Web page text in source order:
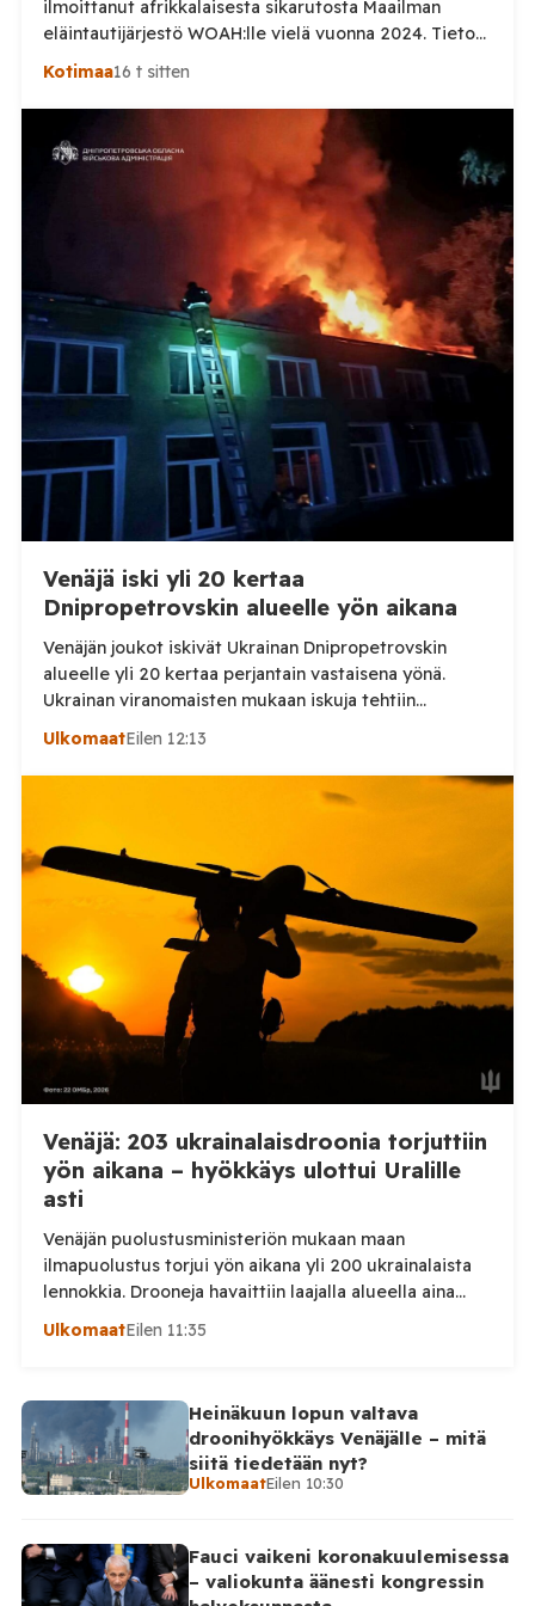
ilmoittanut afrikkalaisesta sikarutosta Maailman
eläintautijärjestö WOAH:lle vielä vuonna 2024. Tieto
haastaa kokoomuksen kansanedustaja Timo Heinosen
sikaruttoilmoituksista. Suomi on puolestaan
ilmoittanut tuoreesta Virolahden tapauksesta sekä
WOAH:n kautta että suoraan Venäjän
eläinlääkintäviranomaisille. Ruokavirasto kertoi Posi
TV:lle tarkempia tietoja Suomen ensimmäisestä
afrikkalaisen sikaruton tapauksesta sekä
eläintautitietojen vaihdosta […]
Kotimaa16 t sitten
Venäjä iski yli 20 kertaa
Dnipropetrovskin alueelle yön aikana
Venäjän joukot iskivät Ukrainan Dnipropetrovskin
alueelle yli 20 kertaa perjantain vastaisena yönä.
Ukrainan viranomaisten mukaan iskuja tehtiin
drooneilla ja tykistöllä viidelle eri alueelle.
alueellisen sotilashallinnon johtaja Oleksandr Hanzha
kertoi perjantaiaamuna 7. elokuuta julkaisemassaan
hyökkäsivät yön aikana yli 20 kertaa viidelle alueelle.
Nikopolin alueella iskuja kohdistui Nikopolin
kaupunkiin sekä […]
UlkomaatEilen 12:13
Venäjä: 203 ukrainalaisdroonia torjuttiin
yön aikana – hyökkäys ulottui Uralille
asti
Venäjän puolustusministeriön mukaan maan
ilmapuolustus torjui yön aikana yli 200 ukrainalaista
lennokkia. Drooneja havaittiin laajalla alueella aina
Uralille asti. Venäjän puolustusministeriön virallisen
miehittämätöntä ilma-alusta torstai-illan 6. elokuuta
ja perjantaiaamun 7. elokuuta välisenä aikana.
Ministeriön ilmoitus koskee aikaväliä kello 20–08
Moskovan aikaa. Ministeriön mukaan drooneja
torjuttiin […]
UlkomaatEilen 11:35
Heinäkuun lopun valtava
droonihyökkäys Venäjälle – mitä
siitä tiedetään nyt?
UlkomaatEilen 10:30
Fauci vaikeni koronakuulemisessa
– valiokunta äänesti kongressin